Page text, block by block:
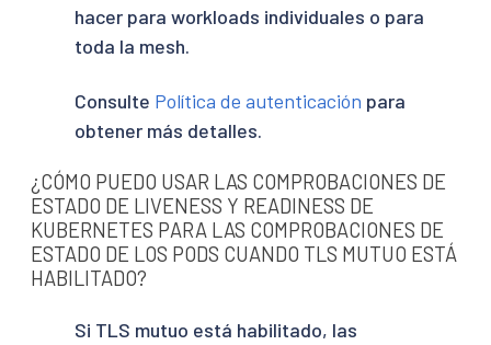
hacer para workloads individuales o para
toda la mesh.
Consulte Política de autenticación para
obtener más detalles.
¿CÓMO PUEDO USAR LAS COMPROBACIONES DE
ESTADO DE LIVENESS Y READINESS DE
KUBERNETES PARA LAS COMPROBACIONES DE
ESTADO DE LOS PODS CUANDO TLS MUTUO ESTÁ
HABILITADO?
Si TLS mutuo está habilitado, las